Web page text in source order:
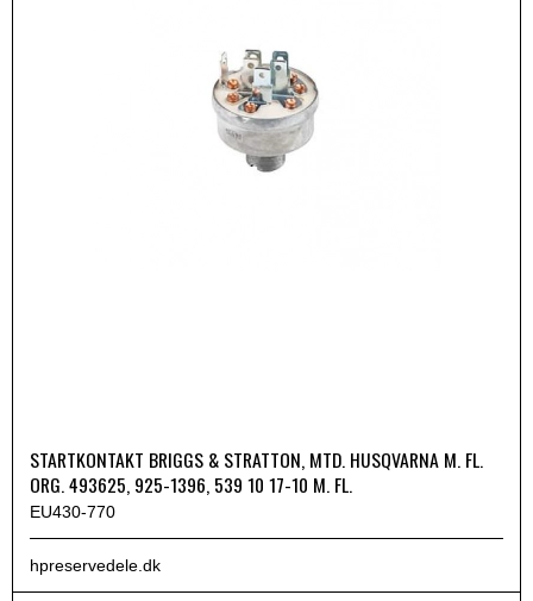
STARTKONTAKT BRIGGS & STRATTON, MTD. HUSQVARNA M. FL.
ORG. 493625, 925-1396, 539 10 17-10 M. FL.
EU430-770
hpreservedele.dk